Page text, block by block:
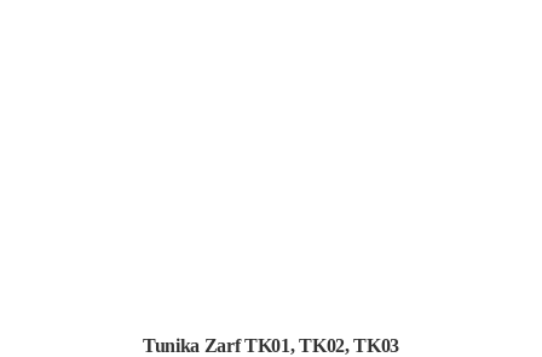
Tunika Zarf TK01, TK02, TK03